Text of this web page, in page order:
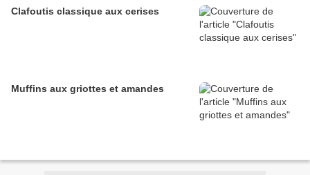
Clafoutis classique aux cerises
Muffins aux griottes et amandes